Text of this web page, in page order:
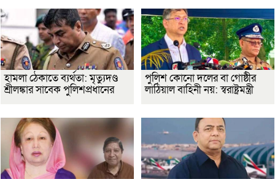
হামলা ঠেকাতে ব্যর্থতা: মৃত্যুদণ্ড
শ্রীলঙ্কার সাবেক পুলিশপ্রধানের
পুলিশ কোনো দলের বা গোষ্ঠীর
লাঠিয়াল বাহিনী নয়: স্বরাষ্ট্রমন্ত্রী